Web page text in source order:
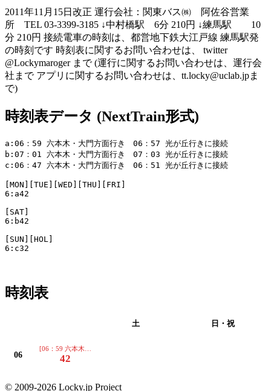
2011年11月15日改正 運行会社：関東バス㈱ 阿佐谷営業
所 TEL 03-3399-3185 ↓中村橋駅 6分 210円 ↓練馬駅 10
分 210円 接続電車の時刻は、都営地下鉄大江戸線 練馬駅発
の時刻です 時刻表に関するお問い合わせは、 twitter
@Lockymaroger まで (運行に関するお問い合わせは、運行会
社まで アプリに関するお問い合わせは、tt.locky@uclab.jpま
で)
時刻表データ (NextTrain形式)
a:06：59 六本木・大門方面行き　06：57 光が丘行きに接続
b:07：01 六本木・大門方面行き　07：03 光が丘行きに接続
c:06：47 六本木・大門方面行き　06：51 光が丘行きに接続
[MON][TUE][WED][THU][FRI]
6:a42
[SAT]
6:b42
[SUN][HOL]
6:c32
時刻表
土 日・祝
06
[06：59 六本木・大門方面行き 06：57 光が丘行きに接続]
42
© 2009-2026 Locky.jp Project